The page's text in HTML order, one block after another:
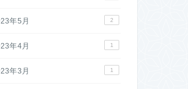
年5月 2
年4月 1
年3月 1